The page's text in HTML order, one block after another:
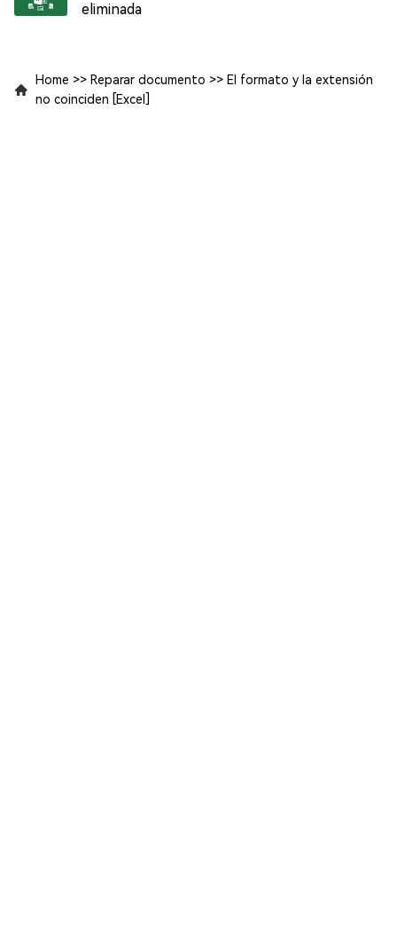
eliminada
Home >> Reparar documento >> El formato y la extensión
no coinciden [Excel]